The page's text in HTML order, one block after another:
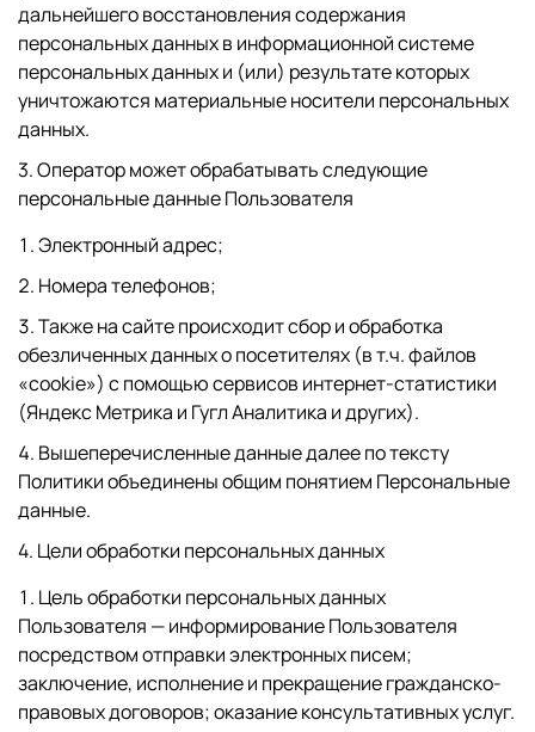
дальнейшего восстановления содержания
персональных данных в информационной системе
персональных данных и (или) результате которых
уничтожаются материальные носители персональных
данных.
3. Оператор может обрабатывать следующие
персональные данные Пользователя
Электронный адрес;
Номера телефонов;
Также на сайте происходит сбор и обработка
обезличенных данных о посетителях (в т.ч. файлов
«cookie») с помощью сервисов интернет-статистики
(Яндекс Метрика и Гугл Аналитика и других).
Вышеперечисленные данные далее по тексту
Политики объединены общим понятием Персональные
данные.
4. Цели обработки персональных данных
Цель обработки персональных данных
Пользователя — информирование Пользователя
посредством отправки электронных писем;
заключение, исполнение и прекращение гражданско-
правовых договоров; оказание консультативных услуг.